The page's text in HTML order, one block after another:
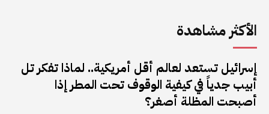
الأكثر مشاهدة
إسرائيل تستعد لعالم أقل أمريكية.. لماذا تفكر تل
أبيب جدياً في كيفية الوقوف تحت المطر إذا
أصبحت المظلة أصغر؟